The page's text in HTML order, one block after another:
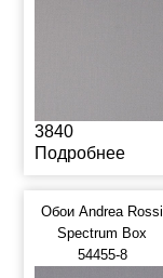
3840
Подробнее
Обои Andrea Rossi
Spectrum Box
54455-8